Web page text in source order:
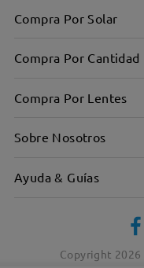
Compra Por Solar
Compra Por Cantidad
Compra Por Lentes
Sobre Nosotros
Ayuda & Guías
Copyright 2026